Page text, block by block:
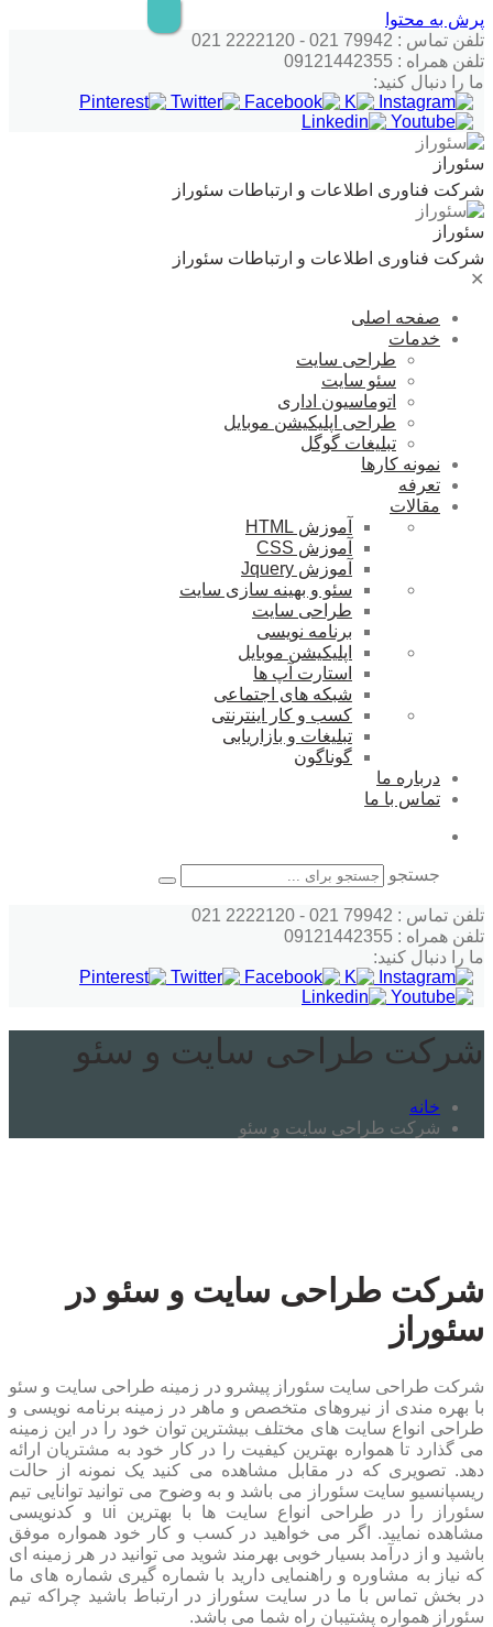
پرش به محتوا
تلفن تماس : 79942 021 - 2222120 021
تلفن همراه : 09121442355
ما را دنبال کنید:
سئوراز
شرکت فناوری اطلاعات و ارتباطات سئوراز
سئوراز
شرکت فناوری اطلاعات و ارتباطات سئوراز
✕
صفحه اصلی
خدمات
طراحی سایت
سئو سایت
اتوماسیون اداری
طراحی اپلیکیشن موبایل
تبلیغات گوگل
نمونه کارها
تعرفه
مقالات
آموزش HTML
آموزش CSS
آموزش Jquery
سئو و بهینه سازی سایت
طراحی سایت
برنامه نویسی
اپلیکیشن موبایل
استارت آپ ها
شبکه های اجتماعی
کسب و کار اینترنتی
تبلیغات و بازاریابی
گوناگون
درباره ما
تماس با ما
جستجو
تلفن تماس : 79942 021 - 2222120 021
تلفن همراه : 09121442355
ما را دنبال کنید:
شرکت طراحی سایت و سئو
خانه
شرکت طراحی سایت و سئو
شرکت طراحی سایت و سئو در
سئوراز
شرکت طراحی سایت سئوراز پیشرو در زمینه طراحی سایت و سئو
با بهره مندی از نیروهای متخصص و ماهر در زمینه برنامه نویسی و
طراحی انواع سایت های مختلف بیشترین توان خود را در این زمینه
می گذارد تا همواره بهترین کیفیت را در کار خود به مشتریان ارائه
دهد. تصویری که در مقابل مشاهده می کنید یک نمونه از حالت
ریسپانسیو سایت سئوراز می باشد و به وضوح می توانید توانایی تیم
سئوراز را در طراحی انواع سایت ها با بهترین ui و کدنویسی
مشاهده نمایید. اگر می خواهید در کسب و کار خود همواره موفق
باشید و از درآمد بسیار خوبی بهرمند شوید می توانید در هر زمینه ای
که نیاز به مشاوره و راهنمایی دارید با شماره گیری شماره های ما
در بخش تماس با ما در سایت سئوراز در ارتباط باشید چراکه تیم
سئوراز همواره پشتیبان راه شما می باشد.